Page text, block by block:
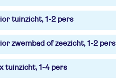
tuinzicht, 1-2 pers
zwembad of zeezicht, 1-2 pers
tuinzicht, 1-4 pers